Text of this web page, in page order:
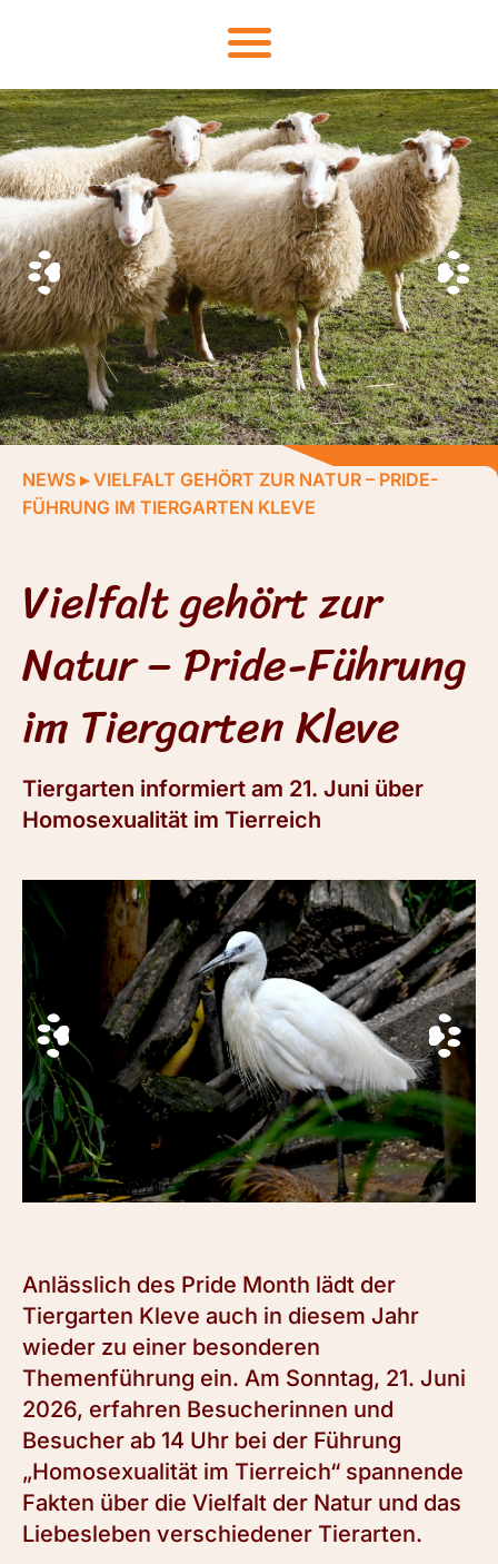
NEWS ▸VIELFALT GEHÖRT ZUR NATUR – PRIDE-
FÜHRUNG IM TIERGARTEN KLEVE
Vielfalt gehört zur
Natur – Pride-Führung
im Tiergarten Kleve
Tiergarten informiert am 21. Juni über
Homosexualität im Tierreich
Anlässlich des Pride Month lädt der
Tiergarten Kleve auch in diesem Jahr
wieder zu einer besonderen
Themenführung ein. Am Sonntag, 21. Juni
2026, erfahren Besucherinnen und
Besucher ab 14 Uhr bei der Führung
„Homosexualität im Tierreich“ spannende
Fakten über die Vielfalt der Natur und das
Liebesleben verschiedener Tierarten.